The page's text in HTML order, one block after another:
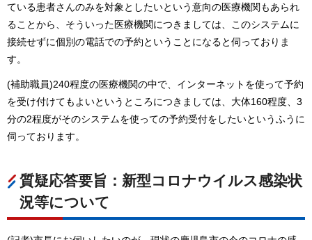
ている患者さんのみを対象としたいという意向の医療機関もあられ
ることから、そういった医療機関につきましては、このシステムに
接続せずに個別の電話での予約ということになると伺っておりま
す。
(補助職員)240程度の医療機関の中で、インターネットを使って予約
を受け付けてもよいというところにつきましては、大体160程度、3
分の2程度がそのシステムを使っての予約受付をしたいというふうに
伺っております。
質疑応答要旨：新型コロナウイルス感染状
況等について